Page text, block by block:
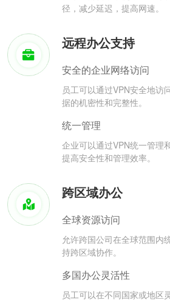
径，减少延迟，提高网速。
远程办公支持
安全的企业网络访问
员工可以通过VPN安全地访
据的机密性和完整性。
统一管理
企业可以通过VPN统一管理
提高安全性和管理效率。
跨区域办公
全球资源访问
允许跨国公司在全球范围内
持跨区域协作。
多国办公灵活性
员工可以在不同国家或地区